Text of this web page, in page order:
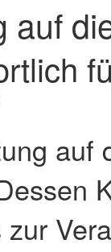
auf